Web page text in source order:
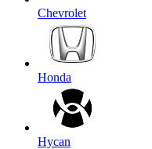
Chevrolet
Honda
Hycan